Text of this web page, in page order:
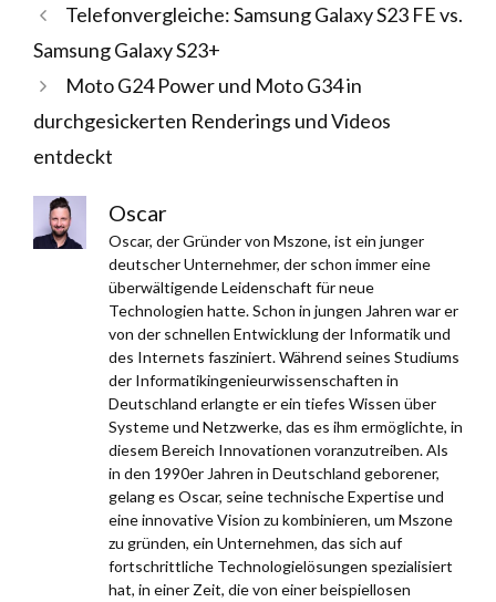
Telefonvergleiche: Samsung Galaxy S23 FE vs.
Samsung Galaxy S23+
Moto G24 Power und Moto G34 in
durchgesickerten Renderings und Videos
entdeckt
Oscar
Oscar, der Gründer von Mszone, ist ein junger
deutscher Unternehmer, der schon immer eine
überwältigende Leidenschaft für neue
Technologien hatte. Schon in jungen Jahren war er
von der schnellen Entwicklung der Informatik und
des Internets fasziniert. Während seines Studiums
der Informatikingenieurwissenschaften in
Deutschland erlangte er ein tiefes Wissen über
Systeme und Netzwerke, das es ihm ermöglichte, in
diesem Bereich Innovationen voranzutreiben. Als
in den 1990er Jahren in Deutschland geborener,
gelang es Oscar, seine technische Expertise und
eine innovative Vision zu kombinieren, um Mszone
zu gründen, ein Unternehmen, das sich auf
fortschrittliche Technologielösungen spezialisiert
hat, in einer Zeit, die von einer beispiellosen